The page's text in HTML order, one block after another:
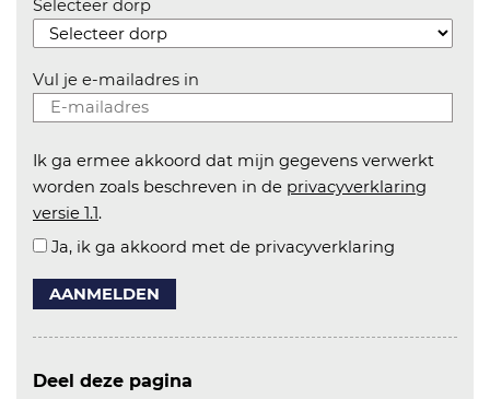
Selecteer dorp
Vul je e-mailadres in
Ik ga ermee akkoord dat mijn gegevens verwerkt
worden zoals beschreven in de privacyverklaring
versie 1.1.
Ja, ik ga akkoord met de privacyverklaring
AANMELDEN
Deel deze pagina